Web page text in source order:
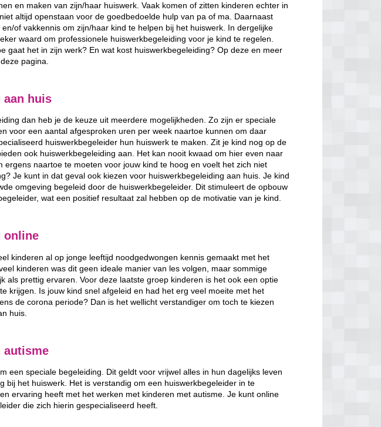
en maken van zijn/haar huiswerk. Vaak komen of zitten kinderen echter in
altijd openstaan voor de goedbedoelde hulp van pa of ma. Daarnaast
of vakkennis om zijn/haar kind te helpen bij het huiswerk. In dergelijke
waard om professionele huiswerkbegeleiding voor je kind te regelen.
gaat het in zijn werk? En wat kost huiswerkbegeleiding? Op deze en meer
pagina.
aan huis
dan heb je de keuze uit meerdere mogelijkheden. Zo zijn er speciale
voor een aantal afgesproken uren per week naartoe kunnen om daar
huiswerkbegeleider hun huiswerk te maken. Zit je kind nog op de
ook huiswerkbegeleiding aan. Het kan nooit kwaad om hier even naar
ergens naartoe te moeten voor jouw kind te hoog en voelt het zich niet
Je kunt in dat geval ook kiezen voor huiswerkbegeleiding aan huis. Je kind
omgeving begeleid door de huiswerkbegeleider. Dit stimuleert de opbouw
wat een positief resultaat zal hebben op de motivatie van je kind.
online
kinderen al op jonge leeftijd noodgedwongen kennis gemaakt met het
kinderen was dit geen ideale manier van les volgen, maar sommige
als prettig ervaren. Voor deze laatste groep kinderen is het ook een optie
krijgen. Is jouw kind snel afgeleid en had het erg veel moeite met het
de corona periode? Dan is het wellicht verstandiger om toch te kiezen
huis.
autisme
een speciale begeleiding. Dit geldt voor vrijwel alles in hun dagelijks leven
bij het huiswerk. Het is verstandig om een huiswerkbegeleider in te
ervaring heeft met het werken met kinderen met autisme. Je kunt online
die zich hierin gespecialiseerd heeft.